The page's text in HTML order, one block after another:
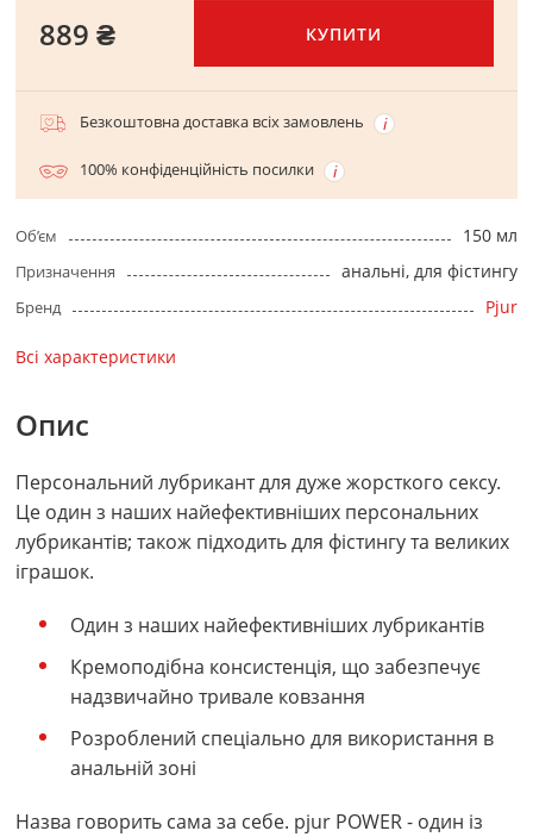
889 ₴ КУПИТИ
Безкоштовна доставка всіх замовлень
100% конфіденційність посилки
Об’єм 150 мл
Призначення анальні, для фістингу
Бренд Pjur
Всі характеристики
Опис
Персональний лубрикант для дуже жорсткого сексу.
Це один з наших найефективніших персональних
лубрикантів; також підходить для фістингу та великих
іграшок.
Один з наших найефективніших лубрикантів
Кремоподібна консистенція, що забезпечує
надзвичайно тривале ковзання
Розроблений спеціально для використання в
анальній зоні
Назва говорить сама за себе. pjur POWER - один із